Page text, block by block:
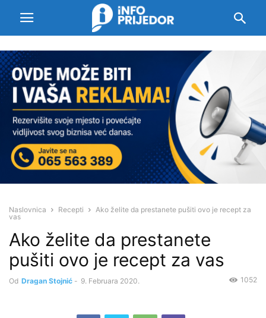
Naslovnica Recepti
Ako želite da prestanete pušiti ovo je recept za
vas
Ako želite da prestanete
pušiti ovo je recept za vas
Od Dragan Stojnić - 9. Februara 2020. 1052